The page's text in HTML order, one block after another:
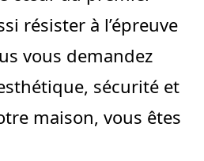
résister à l’épreuve
vous demandez
sécurité et
maison, vous êtes